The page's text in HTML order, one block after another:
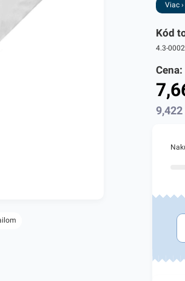
Viac ›
Kód
4.3-0002
Cena:
9,422